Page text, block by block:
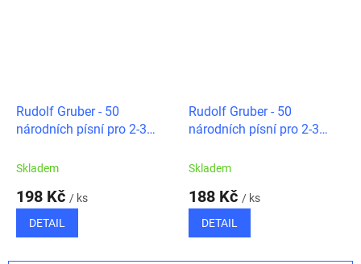
Rudolf Gruber - 50
národních písní pro 2-3
Skladem
198 Kč / ks
DETAIL
Rudolf Gruber - 50
národních písní pro 2-3
Skladem
188 Kč / ks
DETAIL